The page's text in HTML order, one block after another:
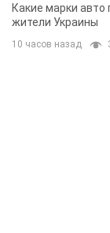
Какие марки
жители Украины
10 часов назад